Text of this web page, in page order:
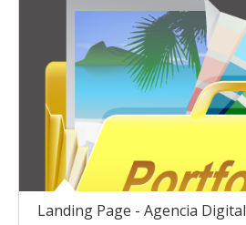
Landing Page - Agencia Digital